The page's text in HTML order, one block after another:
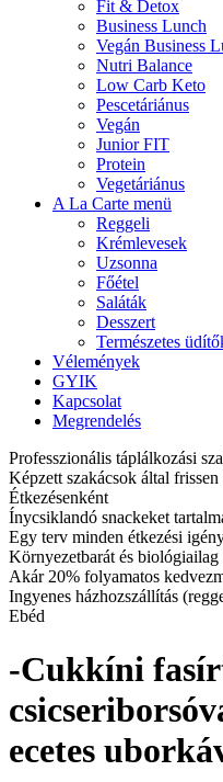
Fit & Detox
Business Lunch
Vegán Business
Nutri Balance
Low Carb Keto
Pescetáriánus
Vegán
Junior FIT
Protein
Vegetáriánus
A La Carte menü
Reggeli
Krémlevesek
Uzsonna
Főétel
Saláták
Desszert
Természetes
Vélemények
GYIK
Kapcsolat
Megrendelés
Professzionális táplálkozási
Képzett szakácsok által frissen
Étkezésenként
Ínycsiklandó snackeket
Egy terv minden étkezési
Környezetbarát és
Akár 20% folyamatos
Ingyenes házhozszállítás
Ebéd
-Cukkíni
ecetes